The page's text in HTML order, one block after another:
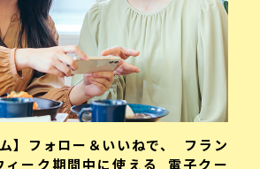
ム】フォロー＆いいねで、 フラン
ィーク期間中に使える 電子クー